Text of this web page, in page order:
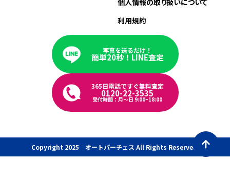
利用規約
写真を送るだけ！
簡単20秒！LINE査定
365日電話ですぐ無料査定
0120-22-3535
受付時間：月〜日 9:00~18:00
Copyright 2025 オートパーチェス All Rights Reserved.